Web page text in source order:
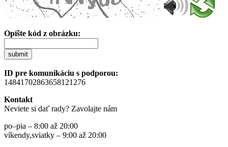
Opíšte kód z obrázku:
submit
ID pre komunikáciu s podporou:
14841702863658121276
Kontakt
Neviete si dať rady? Zavolajte nám
po–pia – 8:00 až 20:00
víkendy,sviatky – 9:00 až 20:00